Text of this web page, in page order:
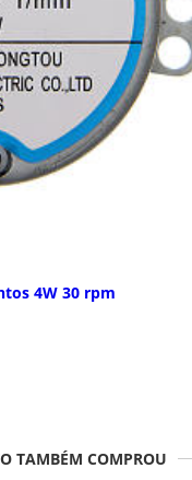
4W 30 rpm
TAMBÉM COMPROU